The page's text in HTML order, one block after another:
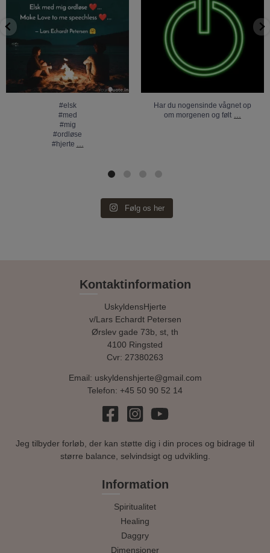
#ordløse
#hjerte...
#elsk
#med
#mig
#ordløse
#hjerte
Har du nogensinde vågnet op
om morgenen og følt
Følg os her
Kontaktinformation
UskyldensHjerte
v/Lars Echardt Petersen
Ørslev gade 73b, st, th
4100 Ringsted
Cvr: 27380263
Email: uskyldenshjerte@gmail.com
Telefon: +45 50 90 52 14
Jeg tilbyder forløb, der kan støtte dig i din proces og bidrage til
større balance, selvindsigt og udvikling.
Information
Spiritualitet
Healing
Daggry
Dimensioner